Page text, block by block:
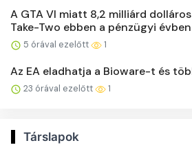
A GTA VI miatt 8,2 milliárd
Take-Two ebben a pénzügyi évben
5 órával ezelőtt 1
Az EA eladhatja a Bioware-t és
23 órával ezelőtt 1
Társlapok